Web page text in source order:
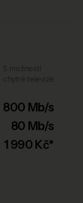
800 Mb/s
80 Mb/s
1 990 Kč*